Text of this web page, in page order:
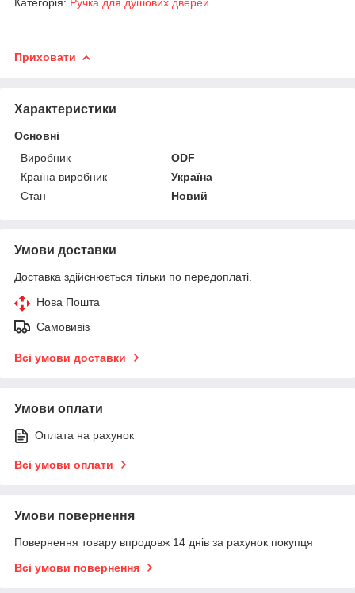
Приховати
Характеристики
Основні
Виробник
ODF
Країна виробник
Україна
Стан
Новий
Умови доставки
Доставка здійснюється тільки по передоплаті.
Нова Пошта
Самовивіз
Всі умови доставки
Умови оплати
Оплата на рахунок
Всі умови оплати
Умови повернення
Повернення товару впродовж 14 днів за рахунок покупця
Всі умови повернення